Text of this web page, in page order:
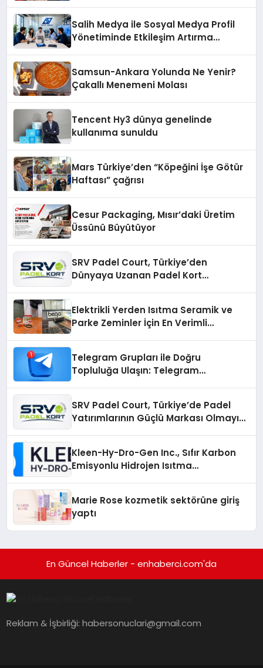
Salih Medya ile Sosyal Medya Profil
Yönetiminde Etkileşim Artırma
Samsun-Ankara Yolunda Ne Yenir?
Çakallı Menemeni Molası
Tencent Hy3 dünya genelinde
kullanıma sunuldu
Mars Türkiye’den “Köpeğini İşe Götür
Haftası” çağrısı
Cesur Packaging, Mısır’daki Üretim
Üssünü Büyütüyor
SRV Padel Court, Türkiye’den
Dünyaya Uzanan Padel Kort
Elektrikli Yerden Isıtma Seramik ve
Parke Zeminler İçin En Verimli
Telegram Grupları ile Doğru
Topluluğa Ulaşın: Telegram
SRV Padel Court, Türkiye’de Padel
Yatırımlarının Güçlü Markası Olmayı
Kleen-Hy-Dro-Gen Inc., Sıfır Karbon
Emisyonlu Hidrojen Isıtma
Marie Rose kozmetik sektörüne giriş
yaptı
En Güncel Haberler - enhaberci.com'da
Reklam & İşbirliği:habersonuclari@gmail.com